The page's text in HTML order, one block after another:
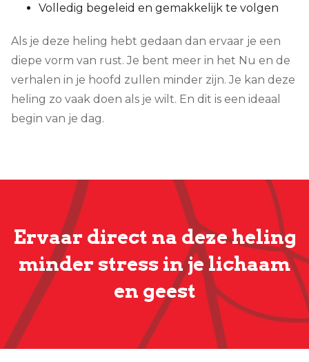
Volledig begeleid en gemakkelijk te volgen
Als je deze heling hebt gedaan dan ervaar je een
diepe vorm van rust. Je bent meer in het Nu en de
verhalen in je hoofd zullen minder zijn. Je kan deze
heling zo vaak doen als je wilt. En dit is een ideaal
begin van je dag.
Ervaar direct na deze heling
minder stress in je lichaam
en geest